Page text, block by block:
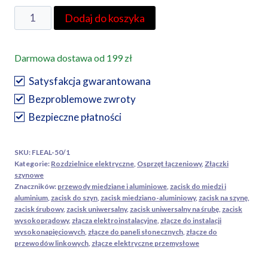
ilość
Złączka
na
szynę
Tracon
FLEAL-
50/1
50mm2
AL/CU
Dodaj do koszyka
Darmowa dostawa od 199 zł
Satysfakcja gwarantowana
Bezproblemowe zwroty
Bezpieczne płatności
SKU: FLEAL-50/1
Kategorie: Rozdzielnice elektryczne Osprzęt łączeniowy, Złączki
szynowe
Znaczników: przewody miedziane i aluminiowe zacisk do miedzi i
aluminium zacisk do szyn zacisk miedziano-aluminiowy, zacisk na szynę
zacisk śrubowy, zacisk uniwersalny, zacisk uniwersalny na śrubę zacisk
wysokoprądowy, złącza elektroinstalacyjne złącze do instalacji
wysokonapięciowych złącze do paneli słonecznych złącze do
przewodów linkowych złącze elektryczne przemysłowe